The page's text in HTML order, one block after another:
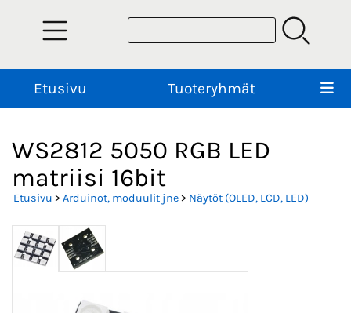
Etusivu Tuoteryhmät
WS2812 5050 RGB LED
matriisi 16bit
Etusivu > Arduinot, moduulit jne> Näytöt (OLED, LCD, LED)